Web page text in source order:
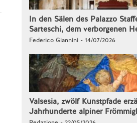
In den Sälen des Palazzo
Sarteschi, dem verborgenen
Federico Giannini - 14/07/2026
Valsesia, zwölf Kunstpfade
Jahrhunderte alpiner